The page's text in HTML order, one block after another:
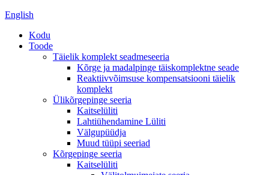
English
Kodu
Toode
Täielik komplekt seadmeseeria
Kõrge ja madalpinge täiskomplektne seade
Reaktiivvõimsuse kompensatsiooni täielik
komplekt
Ülikõrgepinge seeria
Kaitselüliti
Lahtiühendamine Lüliti
Välgupüüdja
Muud tüüpi seeriad
Kõrgepinge seeria
Kaitselüliti